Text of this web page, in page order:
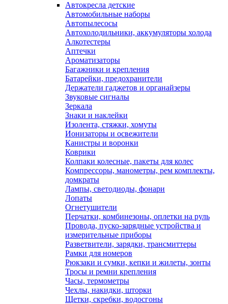
Автокресла детские
Автомобильные наборы
Автопылесосы
Автохолодильники, аккумуляторы холода
Алкотестеры
Аптечки
Ароматизаторы
Багажники и крепления
Батарейки, предохранители
Держатели гаджетов и органайзеры
Звуковые сигналы
Зеркала
Знаки и наклейки
Изолента, стяжки, хомуты
Ионизаторы и освежители
Канистры и воронки
Коврики
Колпаки колесные, пакеты для колес
Компрессоры, манометры, рем комплекты,
домкраты
Лампы, светодиоды, фонари
Лопаты
Огнетушители
Перчатки, комбинезоны, оплетки на руль
Провода, пуско-зарядные устройства и
измерительные приборы
Разветвители, зарядки, трансмиттеры
Рамки для номеров
Рюкзаки и сумки, кепки и жилеты, зонты
Тросы и ремни крепления
Часы, термометры
Чехлы, накидки, шторки
Щетки, скребки, водосгоны